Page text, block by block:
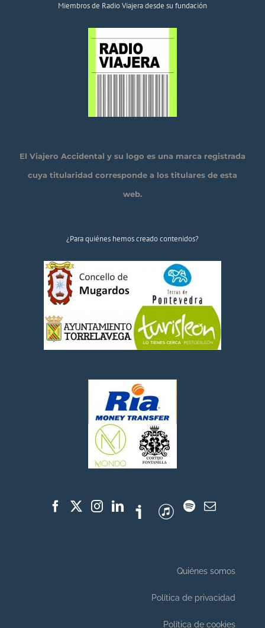
Miembros de Radio Viajera desde su fundación
El Viajero Accidental y su logo es una marca registrada
cuya titularidad corresponde a los titulares de esta
web.
¿Para quiénes hemos creado contenidos?
Quiénes somos
Política de privacidad
Política de cookies